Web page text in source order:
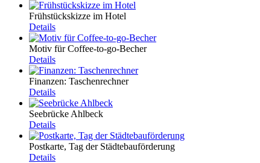
Frühstückskizze im Hotel
Details
Motiv für Coffee-to-go-Becher
Details
Finanzen: Taschenrechner
Details
Seebrücke Ahlbeck
Details
Postkarte, Tag der Städtebauförderung
Details